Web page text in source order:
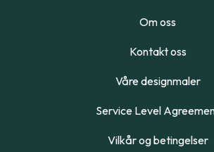
Om oss
Kontakt oss
Våre designmaler
Service Level
Vilkår og betingelser